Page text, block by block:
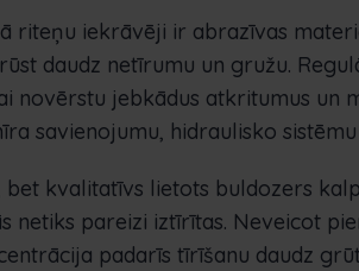
riteņu iekrāvēji ir abrazīvas
daudz netīrumu un gružu.
novērstu jebkādus atkritumus un
savienojumu, hidraulisko
bet kvalitatīvs lietots buldozers
netiks pareizi iztīrītas. Neveicot
padarīs tīrīšanu daudz